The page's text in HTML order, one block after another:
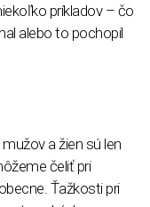
príkladov – čo
alebo to pochopil
a žien sú len
čeliť pri
Ťažkosti pri